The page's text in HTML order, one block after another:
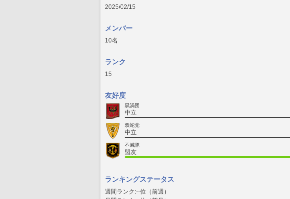
2025/02/15
メンバー
10名
ランク
15
友好度
黒渦団
中立
双蛇党
中立
不滅隊
盟友
ランキングステータス
週間ランク:--位（前週）